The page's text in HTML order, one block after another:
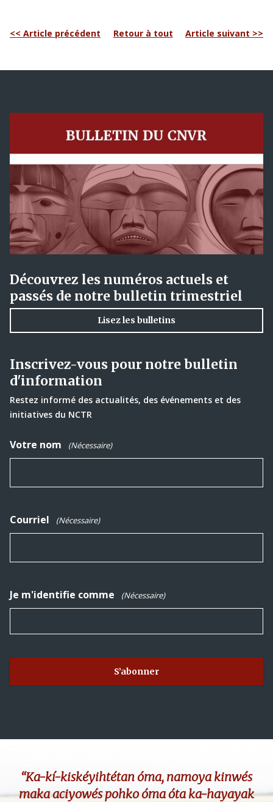
<< Article précédent Retour à tout Article suivant >>
Découvrez les numéros actuels et
passés de notre bulletin trimestriel
Lisez les bulletins
Inscrivez-vous pour notre bulletin
d'information
Restez informé des actualités, des événements et des
initiatives du NCTR
Votre nom (Nécessaire)
Courriel (Nécessaire)
Je m'identifie comme (Nécessaire)
“Ka-kí-kiskéyihtétan óma, namoya kinwés
maka aciyowés pohko óma óta ka-hayayak